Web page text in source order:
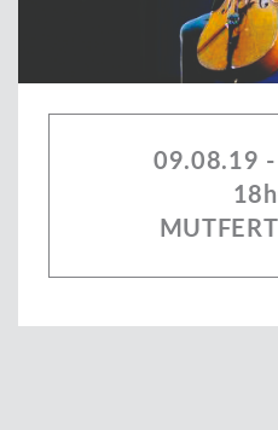
09.08.19